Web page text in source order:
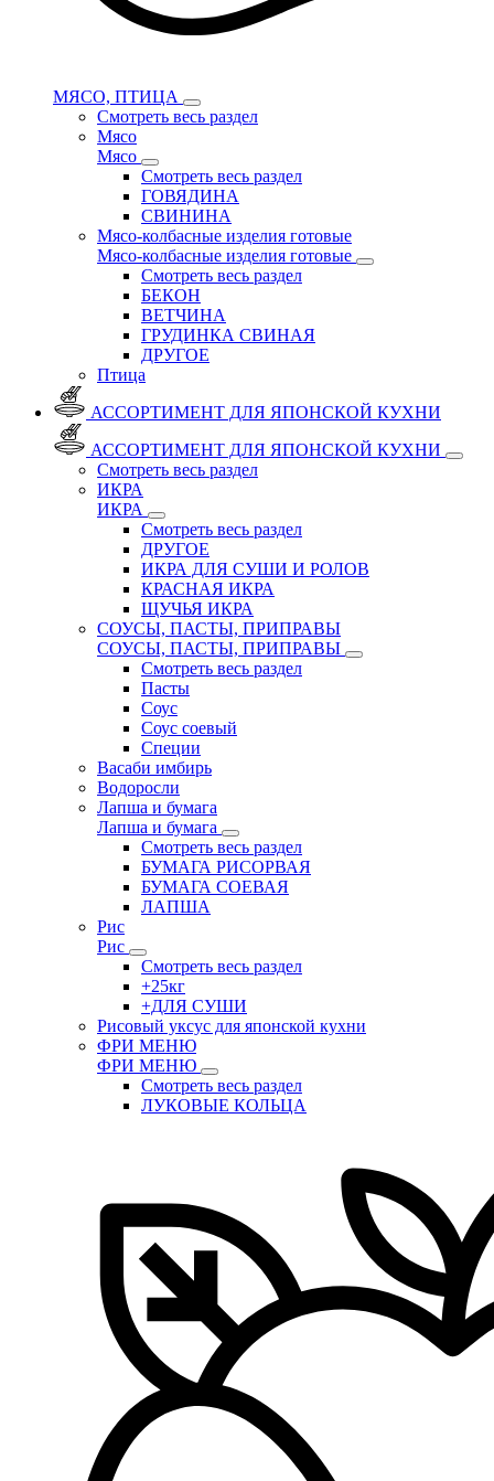
МЯСО, ПТИЦА
Смотреть весь раздел
Мясо
Мясо
Смотреть весь раздел
ГОВЯДИНА
СВИНИНА
Мясо-колбасные изделия готовые
Мясо-колбасные изделия готовые
Смотреть весь раздел
БЕКОН
ВЕТЧИНА
ГРУДИНКА СВИНАЯ
ДРУГОЕ
Птица
АССОРТИМЕНТ ДЛЯ ЯПОНСКОЙ КУХНИ
АССОРТИМЕНТ ДЛЯ ЯПОНСКОЙ КУХНИ
Смотреть весь раздел
ИКРА
ИКРА
Смотреть весь раздел
ДРУГОЕ
ИКРА ДЛЯ СУШИ И РОЛОВ
КРАСНАЯ ИКРА
ЩУЧЬЯ ИКРА
СОУСЫ, ПАСТЫ, ПРИПРАВЫ
СОУСЫ, ПАСТЫ, ПРИПРАВЫ
Смотреть весь раздел
Пасты
Соус
Соус соевый
Специи
Васаби имбирь
Водоросли
Лапша и бумага
Лапша и бумага
Смотреть весь раздел
БУМАГА РИСОРВАЯ
БУМАГА СОЕВАЯ
ЛАПША
Рис
Рис
Смотреть весь раздел
+25кг
+ДЛЯ СУШИ
Рисовый уксус для японской кухни
ФРИ МЕНЮ
ФРИ МЕНЮ
Смотреть весь раздел
ЛУКОВЫЕ КОЛЬЦА